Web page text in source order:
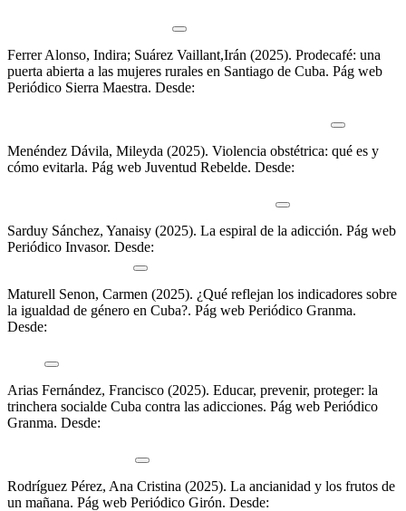
Ferrer Alonso, Indira; Suárez Vaillant,Irán (2025). Prodecafé: una
puerta abierta a las mujeres rurales en Santiago de Cuba. Pág web
Periódico Sierra Maestra. Desde:
Menéndez Dávila, Mileyda (2025). Violencia obstétrica: qué es y
cómo evitarla. Pág web Juventud Rebelde. Desde:
Sarduy Sánchez, Yanaisy (2025). La espiral de la adicción. Pág web
Periódico Invasor. Desde:
Maturell Senon, Carmen (2025). ¿Qué reflejan los indicadores sobre
la igualdad de género en Cuba?. Pág web Periódico Granma.
Desde:
Arias Fernández, Francisco (2025). Educar, prevenir, proteger: la
trinchera socialde Cuba contra las adicciones. Pág web Periódico
Granma. Desde:
Rodríguez Pérez, Ana Cristina (2025). La ancianidad y los frutos de
un mañana. Pág web Periódico Girón. Desde: